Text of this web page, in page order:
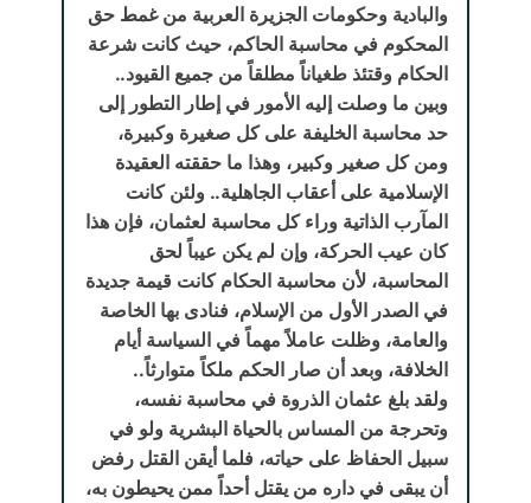
والبادية وحكومات الجزيرة العربية من غمط حق
المحكوم في محاسبة الحاكم، حيث كانت شرعة
الحكام وقتئذ طغياناً مطلقاً من جميع القيود..
وبين ما وصلت إليه الأمور في إطار التطور إلى
حد محاسبة الخليفة على كل صغيرة وكبيرة،
ومن كل صغير وكبير، وهذا ما حققته العقيدة
الإسلامية على أعقاب الجاهلية.. ولئن كانت
المآرب الذاتية وراء كل محاسبة لعثمان، فإن هذا
كان عيب الحركة، وإن لم يكن عيباً لحق
المحاسبة، لأن محاسبة الحكام كانت قيمة جديدة
في الصدر الأول من الإسلام، فنادى بها الخاصة
والعامة، وظلت عاملاً مهماً في السياسة أيام
الخلافة، وبعد أن صار الحكم ملكاً متوارثاً..
ولقد بلغ عثمان الذروة في محاسبة نفسه،
وتحرجة من المساس بالحياة البشرية ولو في
سبيل الحفاظ على حياته، فلما أيقن القتل رفض
أن يبقى في داره من يقتل أحداً ممن يحيطون به،